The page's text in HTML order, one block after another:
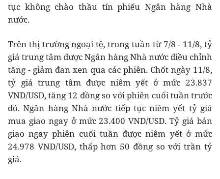
tục không chào thầu tín phiếu Ngân hàng Nhà
nước.
Trên thị trường ngoại tệ, trong tuần từ 7/8 - 11/8, tỷ
giá trung tâm được Ngân hàng Nhà nước điều chỉnh
tăng - giảm đan xen qua các phiên. Chốt ngày 11/8,
tỷ giá trung tâm được niêm yết ở mức 23.837
VND/USD, tăng 12 đồng so với phiên cuối tuần trước
đó. Ngân hàng Nhà nước tiếp tục niêm yết tỷ giá
mua giao ngay ở mức 23.400 VND/USD. Tỷ giá bán
giao ngay phiên cuối tuần được niêm yết ở mức
24.978 VND/USD, thấp hơn 50 đồng so với trần tỷ
giá.